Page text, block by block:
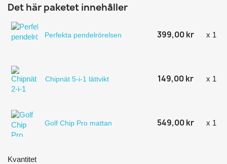
Det här paketet innehåller
Perfekta pendelrörelsen 399,00 kr x 1
Chipnät 5-i-1 lättvikt 149,00 kr x 1
Golf Chip Pro mattan 549,00 kr x 1
Kvantitet